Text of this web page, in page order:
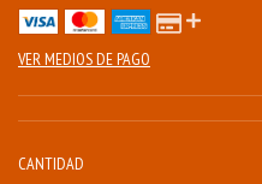
VER MEDIOS DE PAGO
CANTIDAD